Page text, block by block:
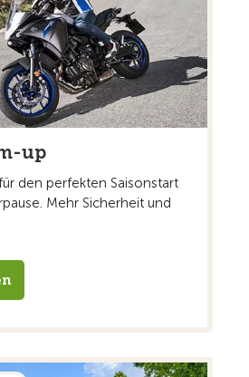
up
den perfekten Saisonstart
Mehr Sicherheit und